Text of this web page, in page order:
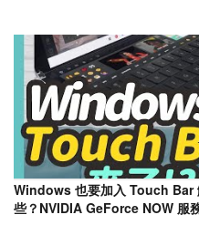
Windows 也要加入 Touch Bar
些？NVIDIA GeForce NOW 服